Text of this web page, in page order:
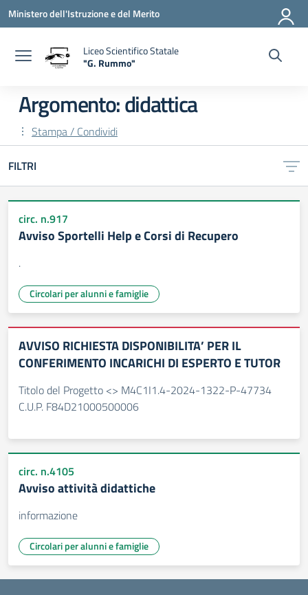
Vai ai contenuti
Vai al menu di navigazione
Vai al footer
Ministero dell'Istruzione e del Merito
Liceo Scientifico Statale
"G. Rummo"
Argomento: didattica
Stampa / Condividi
FILTRI
circ. n.917
Avviso Sportelli Help e Corsi di Recupero
.
Circolari per alunni e famiglie
AVVISO RICHIESTA DISPONIBILITA’ PER IL
CONFERIMENTO INCARICHI DI ESPERTO E TUTOR
Titolo del Progetto <> M4C1I1.4-2024-1322-P-47734
C.U.P. F84D21000500006
circ. n.4105
Avviso attività didattiche
informazione
Circolari per alunni e famiglie